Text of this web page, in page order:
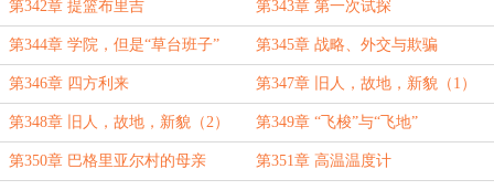
家监狱
第342章 提篮布里吉 第343章 第一次试探
第344章 学院，但是“草台班子” 第345章 战略、外交与欺骗
第346章 四方利来 第347章 旧人，故地，新貌（1）
第348章 旧人，故地，新貌（2） 第349章 “飞梭”与“飞地”
第350章 巴格里亚尔村的母亲 第351章 高温温度计